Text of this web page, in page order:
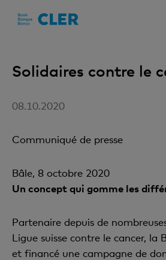
Solidaires contre le
08.10.2020
Communiqué de presse
Bâle, 8 octobre 2020
Un concept qui gomme les
Partenaire depuis de
Ligue suisse contre le cancer, la
et financé une campagne de